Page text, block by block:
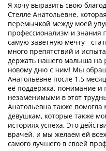
Я хочу выразить свою
Стелле Анатольевне,
перемычкой между моей
профессионализм и знания
самую заветную мечту -
много препятствий и
держать нашего малыша на
новому дню с ним! Мы
Анатольевне после 1,5
её поддержка, понимание и
незаменимыми в этот
Анатольевна также
девушкам, которые также
историях успеха. Это
врачей, и мы желаем ей
самого лучшего в своей